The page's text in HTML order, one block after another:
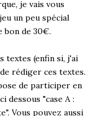
je vais vous
un peu spécial
bon de 30€.
textes (enfin si, j'ai
rédiger ces textes.
de participer en
dessous "case A :
Vous pouvez aussi